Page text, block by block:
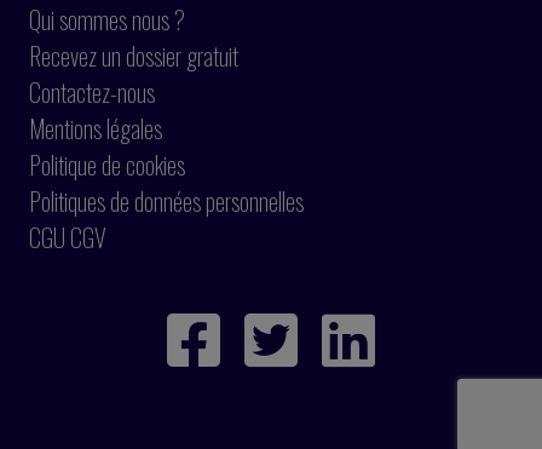
Qui sommes nous ?
Recevez un dossier gratuit
Contactez-nous
Mentions légales
Politique de cookies
Politiques de données personnelles
CGU CGV